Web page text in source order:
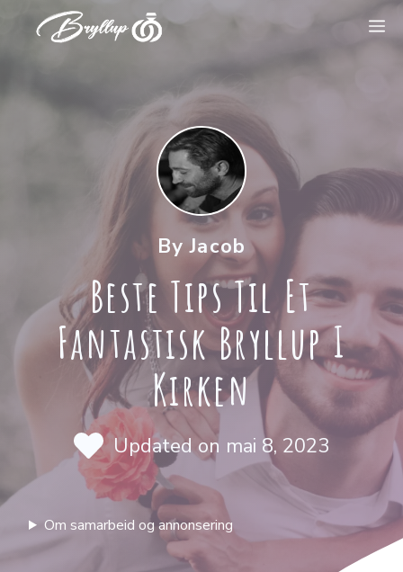
By Jacob
Beste Tips Til Et
Fantastisk Bryllup I
Kirken
Updated on mai 8, 2023
Om samarbeid og annonsering